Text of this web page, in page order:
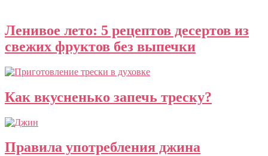
Ленивое лето: 5 рецептов десертов из
свежих фруктов без выпечки
Как вкусненько запечь треску?
Правила употребления джина